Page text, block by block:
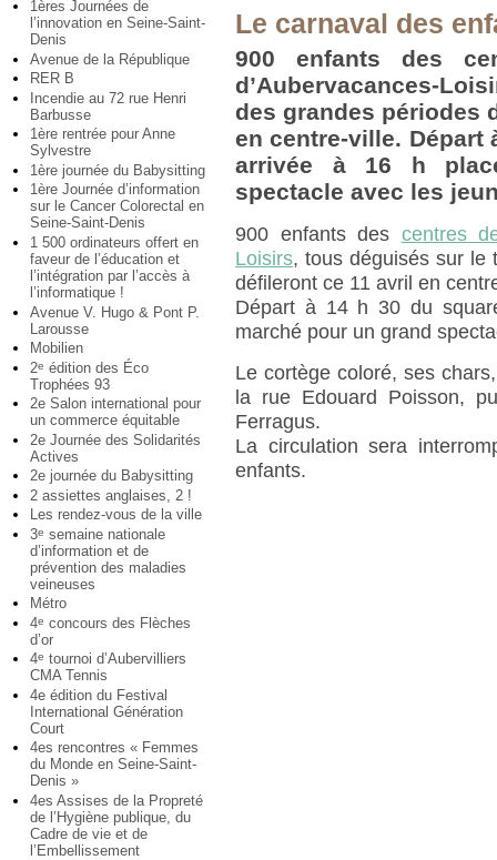
1ères Journées de
l’innovation en Seine-Saint-
Denis
Avenue de la République
RER B
Incendie au 72 rue Henri
Barbusse
1ère rentrée pour Anne
Sylvestre
1ère journée du Babysitting
1ère Journée d’information
sur le Cancer Colorectal en
Seine-Saint-Denis
1 500 ordinateurs offert en
faveur de l’éducation et
l’intégration par l’accès à
l’informatique !
Avenue V. Hugo & Pont P.
Larousse
Mobilien
2e édition des Éco
Trophées 93
2e Salon international pour
un commerce équitable
2e Journée des Solidarités
Actives
2e journée du Babysitting
2 assiettes anglaises, 2 !
Les rendez-vous de la ville
3e semaine nationale
d’information et de
prévention des maladies
veineuses
Métro
4e concours des Flèches
d’or
4e tournoi d’Aubervilliers
CMA Tennis
4e édition du Festival
International Génération
Court
4es rencontres « Femmes
du Monde en Seine-Saint-
Denis »
4es Assises de la Propreté
de l’Hygiène publique, du
Cadre de vie et de
l’Embellissement
Le carnaval des
900 enfants des
d’Aubervacances-
des grandes périodes
en centre-ville. Départ
arrivée à 16 h
spectacle avec les
900 enfants des centres
Loisirs, tous déguisés sur le
défileront ce 11 avril en
Départ à 14 h 30 du
marché pour un grand
Le cortège coloré, ses
la rue Edouard Poisson,
Ferragus.
La circulation sera
enfants.